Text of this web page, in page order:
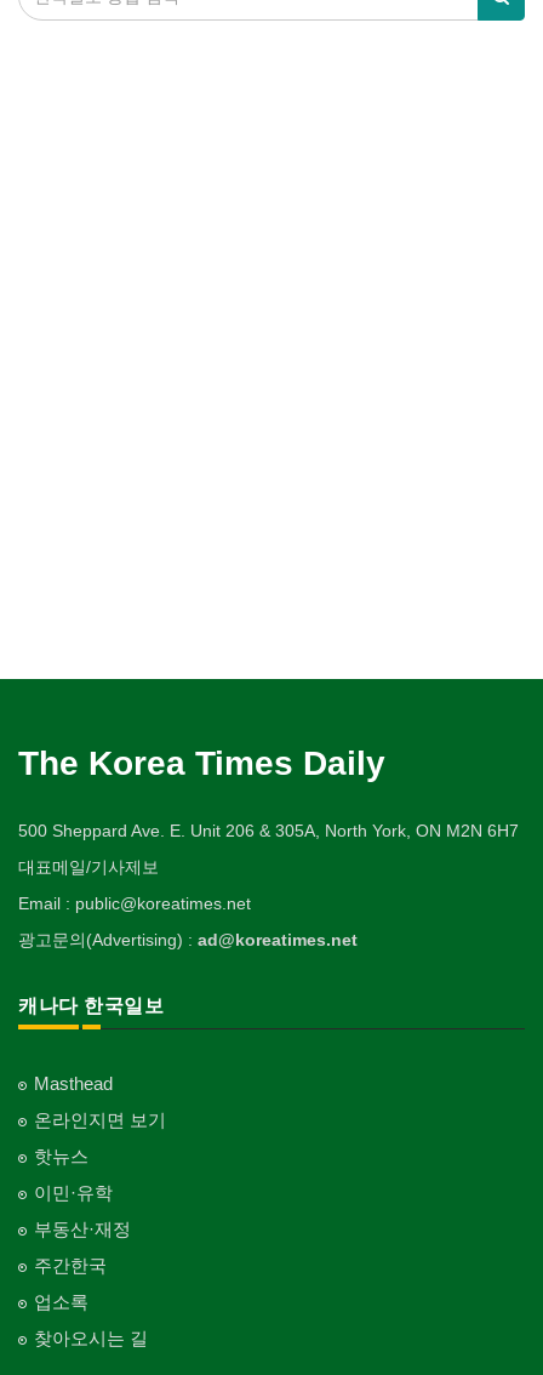
The Korea Times Daily
500 Sheppard Ave. E. Unit 206 & 305A, North York, ON M2N 6H7
대표메일/기사제보
Email : public@koreatimes.net
광고문의(Advertising) : ad@koreatimes.net
캐나다 한국일보
Masthead
온라인지면 보기
핫뉴스
이민·유학
부동산·재정
주간한국
업소록
찾아오시는 길